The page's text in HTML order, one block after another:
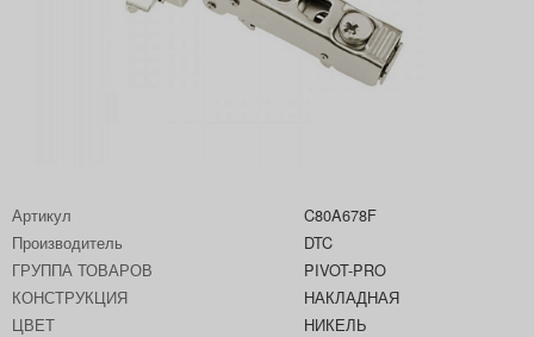
Артикул
C80A678F
Производитель
DTC
ГРУППА ТОВАРОВ
PIVOT-PRO
КОНСТРУКЦИЯ
НАКЛАДНАЯ
ЦВЕТ
НИКЕЛЬ